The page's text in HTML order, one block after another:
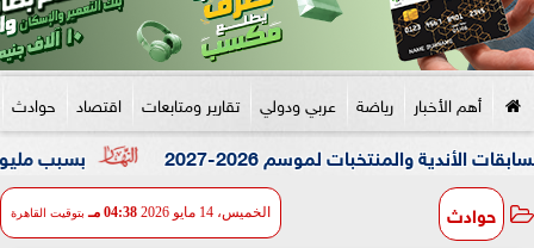
أهم الأخبار رياضة عربي ودولي تقارير ومتابعات اقتصاد حوادث
بسبب مليون جنيه.. ضبط لموسم 2026-2027
حوادث الخميس، 14 مايو 2026 04:38 مـ بتوقيت القاهرة